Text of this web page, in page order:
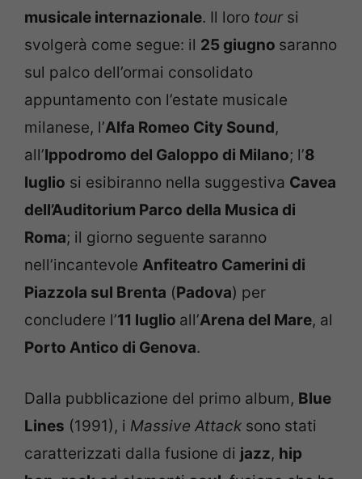
musicale internazionale. Il loro tour si
svolgerà come segue: il 25 giugno saranno
sul palco dell’ormai consolidato
appuntamento con l’estate musicale
milanese, l’Alfa Romeo City Sound,
all’Ippodromo del Galoppo di Milano; l’8
luglio si esibiranno nella suggestiva Cavea
dell’Auditorium Parco della Musica di
Roma; il giorno seguente saranno
nell’incantevole Anfiteatro Camerini di
Piazzola sul Brenta (Padova) per
concludere l’11 luglio all’Arena del Mare, al
Porto Antico di Genova.
Dalla pubblicazione del primo album, Blue
Lines (1991), i Massive Attack sono stati
caratterizzati dalla fusione di jazz, hip